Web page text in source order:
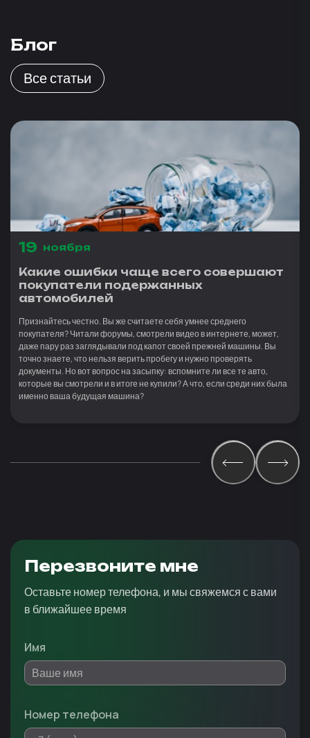
Блог
Все статьи
19 ноября
Какие ошибки чаще всего совершают
покупатели подержанных
автомобилей
Признайтесь честно. Вы же считаете себя умнее среднего
покупателя? Читали форумы, смотрели видео в интернете, может,
даже пару раз заглядывали под капот своей прежней машины. Вы
точно знаете, что нельзя верить пробегу и нужно проверять
документы. Но вот вопрос на засыпку: вспомните ли все те авто,
которые вы смотрели и в итоге не купили? А что, если среди них была
именно ваша будущая машина?
Перезвоните мне
Оставьте номер телефона, и мы свяжемся с вами
в ближайшее время
Имя
Номер телефона